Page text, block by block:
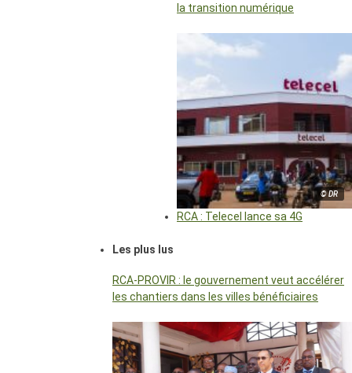
la transition numérique
© DR
RCA : Telecel lance sa 4G
Les plus lus
RCA-PROVIR : le gouvernement veut accélérer
les chantiers dans les villes bénéficiaires